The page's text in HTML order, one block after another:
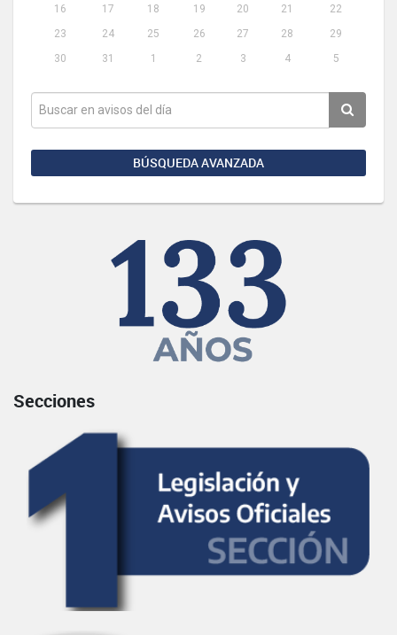
16
17 18 19 20 21
22
23
24 25 26 27 28
29
30
31 1 2 3 4 5
BÚSQUEDA AVANZADA
Secciones